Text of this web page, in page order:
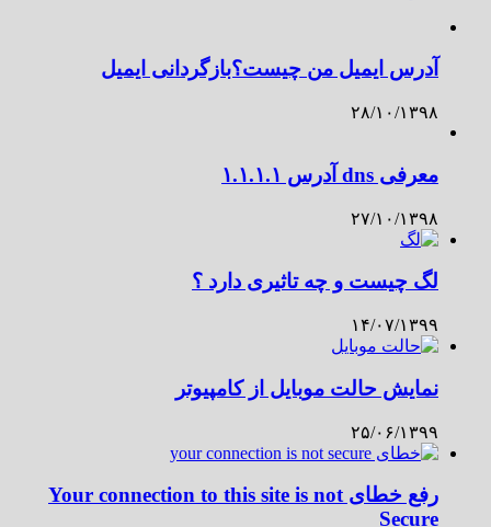
آدرس ایمیل من چیست؟بازگردانی ایمیل
۲۸/۱۰/۱۳۹۸
معرفی dns آدرس ۱.۱.۱.۱
۲۷/۱۰/۱۳۹۸
لگ چیست و چه تاثیری دارد ؟
۱۴/۰۷/۱۳۹۹
نمایش حالت موبایل از کامپیوتر
۲۵/۰۶/۱۳۹۹
رفع خطای Your connection to this site is not
Secure